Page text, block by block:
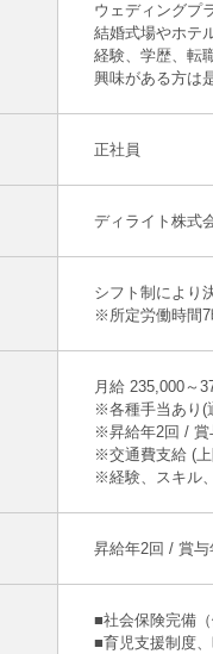
ウェディングプ
結婚式場やホテ
経験、学歴、転
興味がある方は
正社員
ディライト株式
シフト制により
※所定労働時間7
月給 235,000～
※各種手当あり(
※昇給年2回 / 賞
※交通費支給 (
※経験、スキル
昇給年2回 / 賞与
■社会保険完備
■育児支援制度